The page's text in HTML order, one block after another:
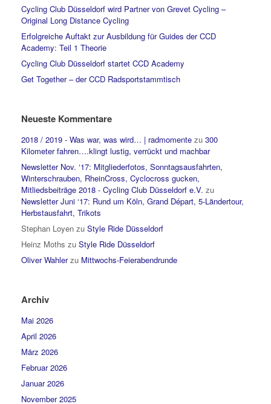
Cycling Club Düsseldorf wird Partner von Grevet Cycling –
Original Long Distance Cycling
Erfolgreiche Auftakt zur Ausbildung für Guides der CCD
Academy: Teil 1 Theorie
Cycling Club Düsseldorf startet CCD Academy
Get Together – der CCD Radsportstammtisch
Neueste Kommentare
2018 / 2019 - Was war, was wird… | radmomente zu 300
Kilometer fahren….klingt lustig, verrückt und machbar
Newsletter Nov. ‘17: Mitgliederfotos, Sonntagsausfahrten,
Winterschrauben, RheinCross, Cyclocross gucken,
Mitliedsbeiträge 2018 - Cycling Club Düsseldorf e.V. zu
Newsletter Juni ‘17: Rund um Köln, Grand Départ, 5-Ländertour,
Herbstausfahrt, Trikots
Stephan Loyen zu Style Ride Düsseldorf
Heinz Moths zu Style Ride Düsseldorf
Oliver Wahlerzu Mittwochs-Feierabendrunde
Archiv
Mai 2026
April 2026
März 2026
Februar 2026
Januar 2026
November 2025